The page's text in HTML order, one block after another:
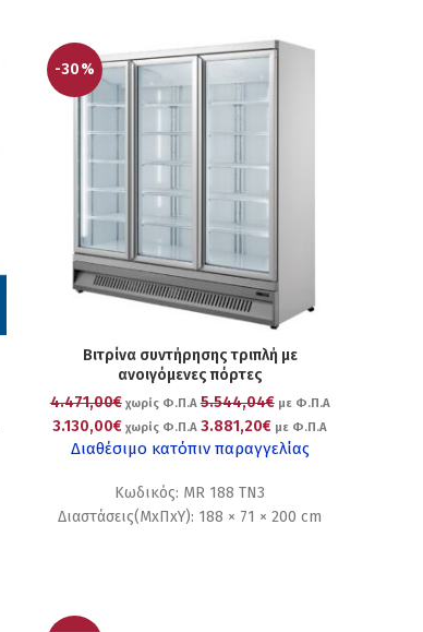
-30%
Βιτρίνα συντήρησης τριπλή με
ανοιγόμενες πόρτες
4.471,00€χωρίς Φ.Π.Α5.544,04€με Φ.Π.Α
3.130,00€ χωρίς Φ.Π.Α3.881,20€ με Φ.Π.Α
Διαθέσιμο κατόπιν παραγγελίας
Κωδικός: MR 188 TN3
Διαστάσεις(ΜxΠxΥ): 188 × 71 × 200 cm